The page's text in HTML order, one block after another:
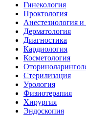
Гинекология
Проктология
Анестезиология
Дерматология
Диагностика
Кардиология
Косметология
Стерилизация
Урология
Физиотерапия
Хирургия
Эндоскопия